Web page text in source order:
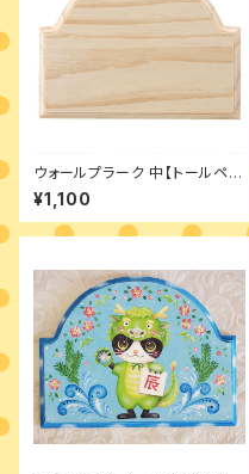
ウォールプラーク 中【トールペイ
ント 材料】
¥1,100